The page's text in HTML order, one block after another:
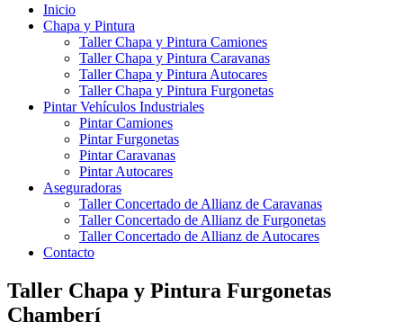
Inicio
Chapa y Pintura
Taller Chapa y Pintura Camiones
Taller Chapa y Pintura Caravanas
Taller Chapa y Pintura Autocares
Taller Chapa y Pintura Furgonetas
Pintar Vehículos Industriales
Pintar Camiones
Pintar Furgonetas
Pintar Caravanas
Pintar Autocares
Aseguradoras
Taller Concertado de Allianz de Caravanas
Taller Concertado de Allianz de Furgonetas
Taller Concertado de Allianz de Autocares
Contacto
Taller Chapa y Pintura Furgonetas
Chamberí